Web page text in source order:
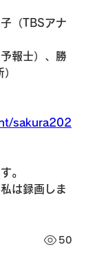
（TBSアナ
報士）、勝
sakura202
。
は録画しま
50